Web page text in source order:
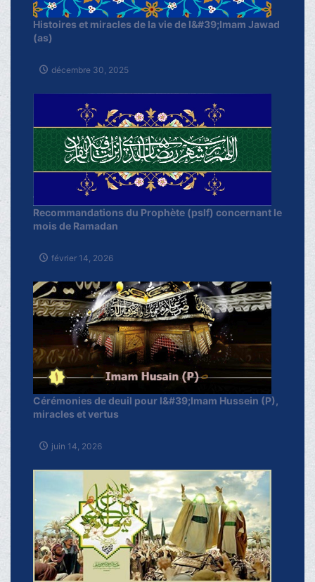
Histoires et miracles de la vie de l&#39;Imam Jawad
(as)
décembre 30, 2025
Recommandations du Prophète (pslf) concernant le
mois de Ramadan
février 14, 2026
Cérémonies de deuil pour l&#39;Imam Hussein (P),
miracles et vertus
juin 14, 2026